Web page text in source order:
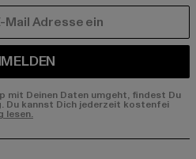
mit Deinen Daten umgeht, findest Du
Du kannst Dich jederzeit kostenfei
lesen.